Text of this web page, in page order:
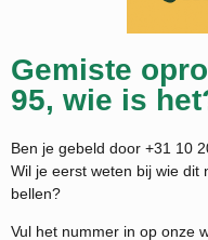
Gemiste
95, wie is
Ben je gebeld door +31 10
Wil je eerst weten bij wie
bellen?
Vul het nummer in op onze